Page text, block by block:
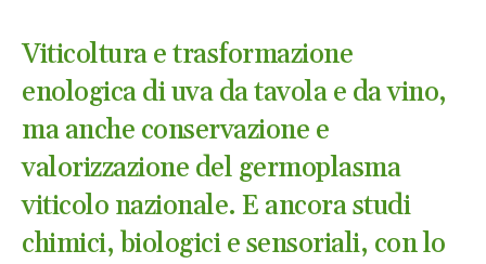
Viticoltura e trasformazione
enologica di uva da tavola e da vino,
ma anche conservazione e
valorizzazione del germoplasma
viticolo nazionale. E ancora studi
chimici, biologici e sensoriali, con lo